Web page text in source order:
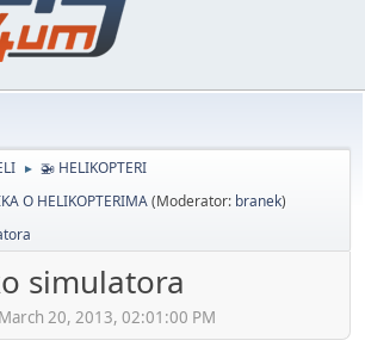
► 🚁 HELIKOPTERI
O HELIKOPTERIMA(Moderator: branek)
simulatora
20, 2013, 02:01:00 PM